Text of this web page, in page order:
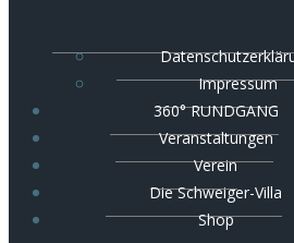
Impressum
360° RUNDGANG
Veranstaltungen
Verein
Die Schweiger-Villa
Shop